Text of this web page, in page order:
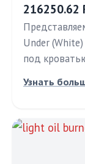
216250.62
Under
под
Узнать